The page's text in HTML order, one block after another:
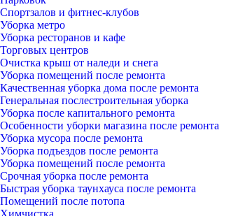
Спортзалов и фитнес-клубов
Уборка метро
Уборка ресторанов и кафе
Торговых центров
Очистка крыш от наледи и снега
Уборка помещений после ремонта
Качественная уборка дома после ремонта
Генеральная послестроительная уборка
Уборка после капитального ремонта
Особенности уборки магазина после ремонта
Уборка мусора после ремонта
Уборка подъездов после ремонта
Уборка помещений после ремонта
Срочная уборка после ремонта
Быстрая уборка таунхауса после ремонта
Помещений после потопа
Химчистка